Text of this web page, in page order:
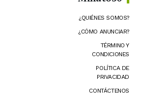
¿QUIÉNES SOMOS?
¿CÓMO ANUNCIAR?
TÉRMINO Y
CONDICIONES
POLÍTICA DE
PRIVACIDAD
CONTÁCTENOS